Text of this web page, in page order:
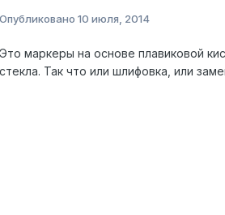
Опубликовано 10 июля, 2014
Это маркеры на основе плавиковой
стекла. Так что или шлифовка, или